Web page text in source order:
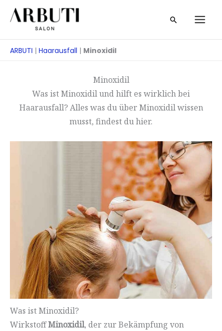
Zum
Inhalt
Suche
ARBUTI | Haarausfall | Minoxidil
Minoxidil
Was ist Minoxidil und hilft es wirklich bei
Haarausfall? Alles was du über Minoxidil wissen
musst, findest du hier.
Was ist Minoxidil?
WirkstoffMinoxidil, der zur Bekämpfung von